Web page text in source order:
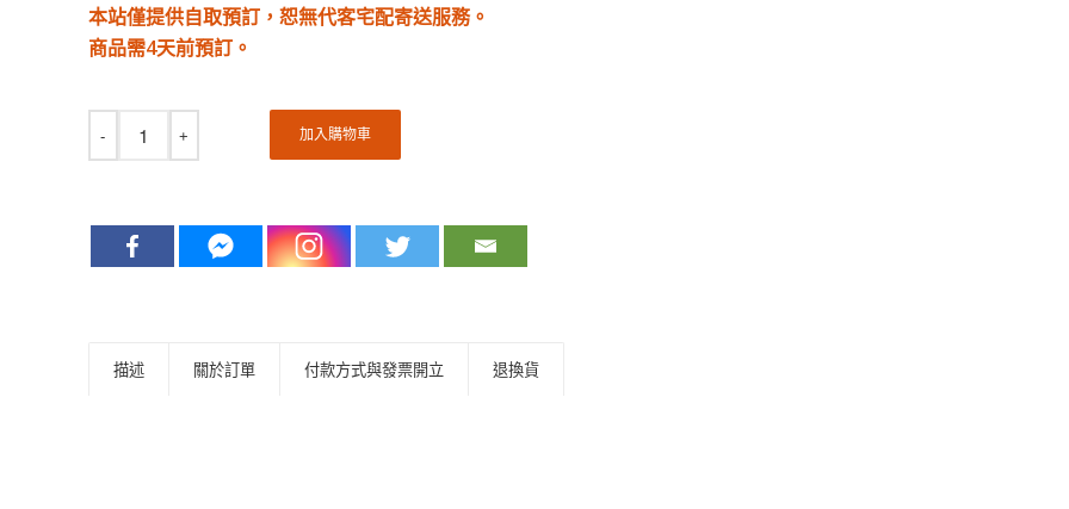
本站僅提供自取預訂，恕無代客宅配寄送服務。
商品需4天前預訂。
加入購物車
描述 關於訂單 付款方式與發票開立 退換貨